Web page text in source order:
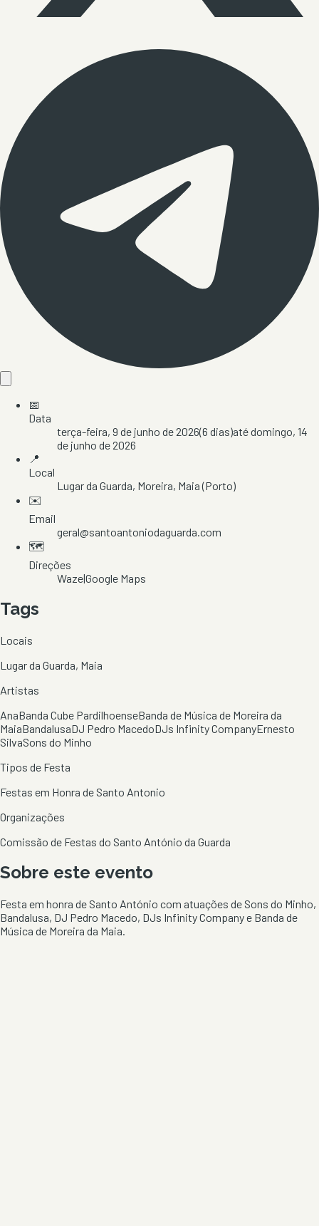
📅
Data
terça-feira, 9 de junho de 2026(6 dias)atédomingo, 14
de junho de 2026
📍
Local
Lugar da Guarda, Moreira, Maia(Porto)
✉️
Email
geral@santoantoniodaguarda.com
🗺️
Direções
Waze|Google Maps
Tags
Locais
Lugar da Guarda, Maia
Artistas
AnaBanda Cube PardilhoenseBanda de Música de Moreira da
MaiaBandalusaDJ Pedro MacedoDJs Infinity CompanyErnesto
SilvaSons do Minho
Tipos de Festa
Festas em Honra de Santo Antonio
Organizações
Comissão de Festas do Santo António da Guarda
Sobre este evento
Festa em honra de Santo António com atuações de Sons do Minho,
Bandalusa, DJ Pedro Macedo, DJs Infinity Company e Banda de
Música de Moreira da Maia.